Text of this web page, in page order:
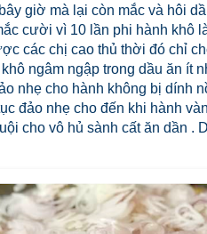
giờ mà lại còn mắc và hôi
cười vì 10 lần phi hành khô
các chị cao thủ thời đó chỉ
ngâm ngập trong dầu ăn ít
nhẹ cho hành không bị dính
đảo nhẹ cho đến khi hành
cho vô hủ sành cất ăn dần .